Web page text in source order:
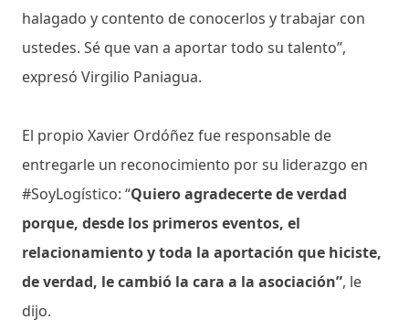
halagado y contento de conocerlos y trabajar con
ustedes. Sé que van a aportar todo su talento”,
expresó Virgilio Paniagua.
El propio Xavier Ordóñez fue responsable de
entregarle un reconocimiento por su liderazgo en
#SoyLogístico: “Quiero agradecerte de verdad
porque, desde los primeros eventos, el
relacionamiento y toda la aportación que hiciste,
de verdad, le cambió la cara a la asociación”, le
dijo.